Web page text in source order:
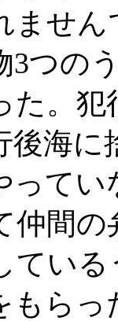
ませ
3つの
た。
後海
って
仲間
てい
もら